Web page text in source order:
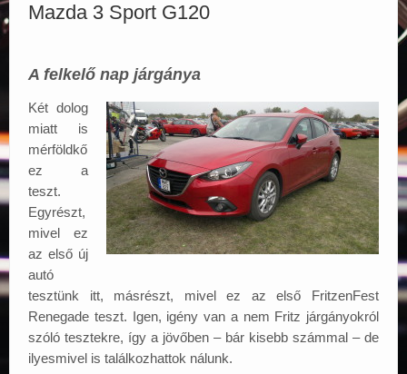
Mazda 3 Sport G120
A felkelő nap járgánya
Két dolog
miatt is
mérföldkő
ez a
teszt.
Egyrészt,
mivel ez
az első új
autó
tesztünk itt, másrészt, mivel ez az első FritzenFest
Renegade teszt. Igen, igény van a nem Fritz járgányokról
szóló tesztekre, így a jövőben – bár kisebb számmal – de
ilyesmivel is találkozhattok nálunk.